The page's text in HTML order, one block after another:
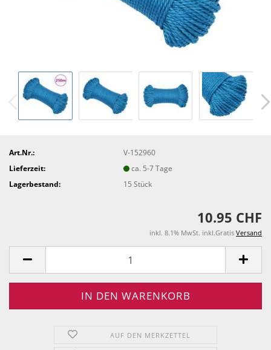
Art.Nr.:
V-152960
Lieferzeit:
ca. 5-7 Tage
Lagerbestand:
15Stück
10.95 CHF
inkl. 8.1% MwSt. inkl.Gratis Versand
AUF DEN MERKZETTEL